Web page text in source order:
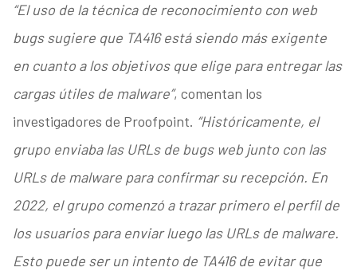
“El uso de la técnica de reconocimiento con web
bugs sugiere que TA416 está siendo más exigente
en cuanto a los objetivos que elige para entregar las
cargas útiles de malware”, comentan los
investigadores de Proofpoint. “Históricamente, el
grupo enviaba las URLs de bugs web junto con las
URLs de malware para confirmar su recepción. En
2022, el grupo comenzó a trazar primero el perfil de
los usuarios para enviar luego las URLs de malware.
Esto puede ser un intento de TA416 de evitar que